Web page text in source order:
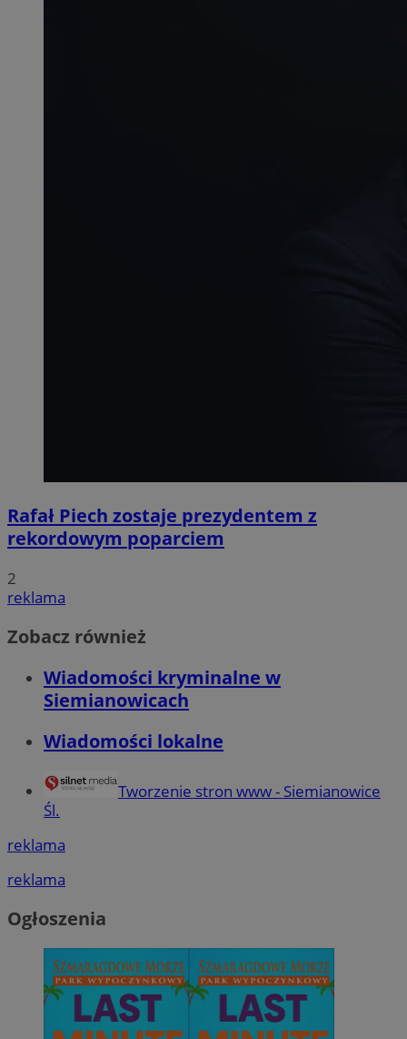
Rafał Piech zostaje prezydentem z
rekordowym poparciem
2
reklama
Zobacz również
Wiadomości kryminalne w
Siemianowicach
Wiadomości lokalne
Tworzenie stron www - Siemianowice
Śl.
reklama
reklama
Ogłoszenia